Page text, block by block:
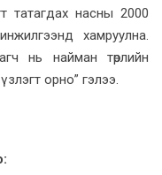
татагдах насны 2000
хамруулна.
нь найман төрлийн
орно” гэлээ.